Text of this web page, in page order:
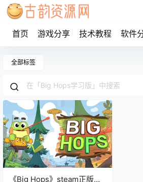
首页 游戏分享 技术教程 软件
全部标签
《Big Hops》steam正版免